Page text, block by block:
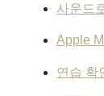
사운드
Apple
연습 확